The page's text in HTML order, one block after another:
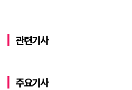
관련기사
주요기사